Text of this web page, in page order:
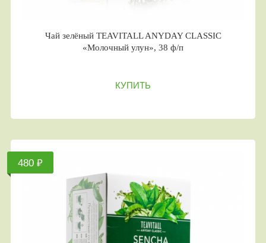
Чай зелёный TEAVITALL ANYDAY CLASSIC
«Молочный улун», 38 ф/п
КУПИТЬ
480 ₽